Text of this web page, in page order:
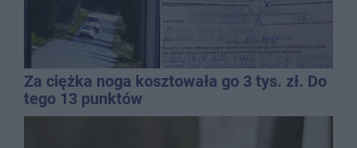
Za ciężka noga kosztowała go 3 tys. zł. Do
tego 13 punktów